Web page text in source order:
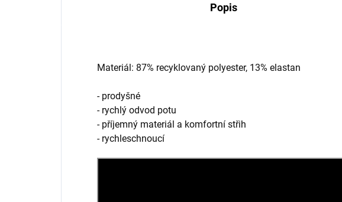
Popis
Materiál: 87% recyklovaný polyester, 13% elastan
- prodyšné
- rychlý odvod potu
- příjemný materiál a komfortní střih
- rychleschnoucí